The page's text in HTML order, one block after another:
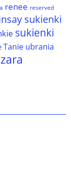
renee reserved
sukienki
sukienki
Tanie ubrania
zara